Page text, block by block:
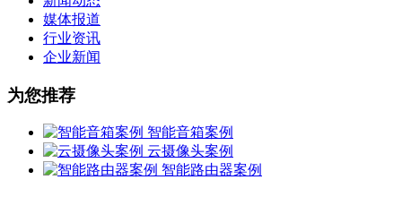
媒体报道
行业资讯
企业新闻
为您推荐
智能音箱案例
云摄像头案例
智能路由器案例